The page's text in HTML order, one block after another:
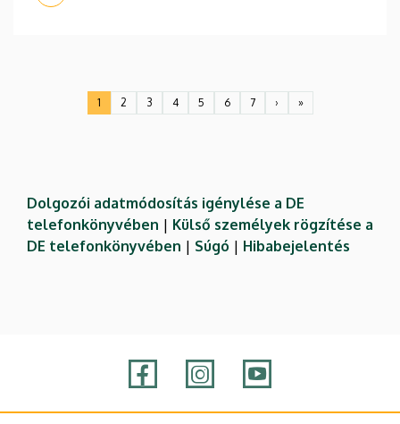
Jelenlegi
1
Oldal
2
Oldal
3
Oldal
4
Oldal
5
Oldal
6
Oldal
7 › »
Dolgozói adatmódosítás igénylése a DE
telefonkönyvében | Külső személyek rögzítése a
DE telefonkönyvében | Súgó | Hibabejelentés